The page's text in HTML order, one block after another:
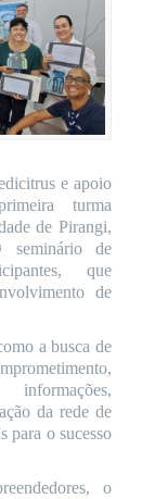
e apoio
turma
de Pirangi,
seminário de
que
de
a busca de
da rede de
para o sucesso
o